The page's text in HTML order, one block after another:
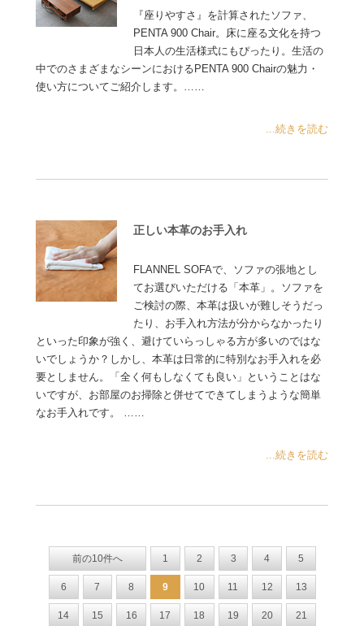
『座りやすさ』を計算されたソファ、
PENTA 900 Chair。床に座る文化を持つ
日本人の生活様式にもぴったり。生活の
中でのさまざまなシーンにおけるPENTA 900 Chairの魅力・
使い方についてご紹介します。……
...続きを読む
正しい本革のお手入れ
FLANNEL SOFAで、ソファの張地とし
てお選びいただける「本革」。ソファを
ご検討の際、本革は扱いが難しそうだっ
たり、お手入れ方法が分からなかったり
といった印象が強く、避けていらっしゃる方が多いのではな
いでしょうか？しかし、本革は日常的に特別なお手入れを必
要としません。「全く何もしなくても良い」ということはな
いですが、お部屋のお掃除と併せてできてしまうような簡単
なお手入れです。 ……
...続きを読む
前の10件へ 1 2 3 4 5
6 7 8 9 10 11 12 13
14 15 16 17 18 19 20 21